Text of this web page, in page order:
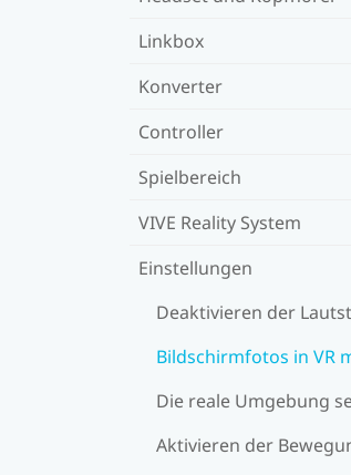
Linkbox
Konverter
Controller
Spielbereich
VIVE Reality System
Einstellungen
Deaktivieren der
Bildschirmfotos in VR
Die reale Umgebung
Aktivieren der